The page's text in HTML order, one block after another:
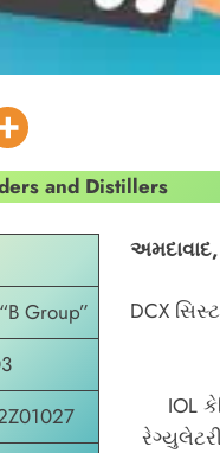
and Distillers
Group”
DCX
IOL